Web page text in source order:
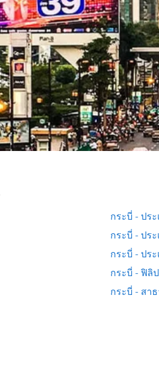
กระบี่ - ปร
กระบี่ - ประ
กระบี่ - ปร
กระบี่ - ฟิลิ
กระบี่ - สา